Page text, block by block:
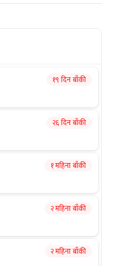
१९ दिन बाँकी
२६ दिन बाँकी
१ महिना बाँकी
२ महिना बाँकी
२ महिना बाँकी